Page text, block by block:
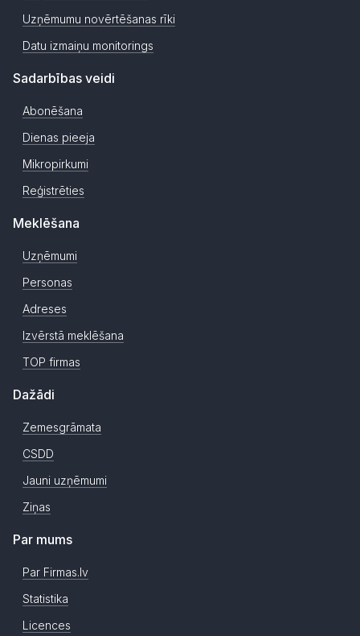
Uzņēmumu novērtēšanas rīki
Datu izmaiņu monitorings
Sadarbības veidi
Abonēšana
Dienas pieeja
Mikropirkumi
Reģistrēties
Meklēšana
Uzņēmumi
Personas
Adreses
Izvērstā meklēšana
TOP firmas
Dažādi
Zemesgrāmata
CSDD
Jauni uzņēmumi
Ziņas
Par mums
Par Firmas.lv
Statistika
Licences